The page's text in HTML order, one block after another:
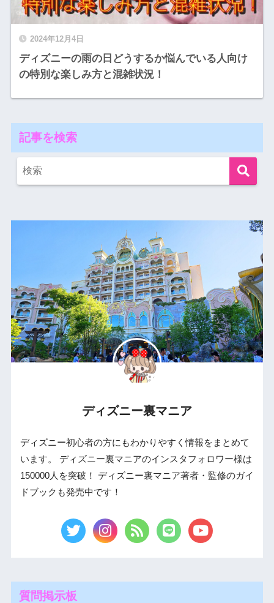
2024年12月4日
ディズニーの雨の日どうするか悩んでいる人向け
の特別な楽しみ方と混雑状況！
記事を検索
ディズニー裏マニア
ディズニー初心者の方にもわかりやすく情報をまとめて
います。 ディズニー裏マニアのインスタフォロワー様は
150000人を突破！ ディズニー裏マニア著者・監修のガイ
ドブックも発売中です！
質問掲示板